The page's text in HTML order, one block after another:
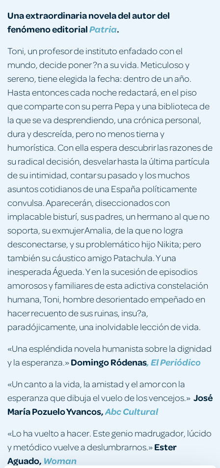
Una extraordinaria novela del autor del
fenómeno editorialPatria.
Toni, un profesor de instituto enfadado con el
mundo, decide poner ?n a su vida. Meticuloso y
sereno, tiene elegida la fecha: dentro de un año.
Hasta entonces cada noche redactará, en el piso
que comparte con su perra Pepa y una biblioteca de
la que se va desprendiendo, una crónica personal,
dura y descreída, pero no menos tierna y
humorística. Con ella espera descubrir las razones de
su radical decisión, desvelar hasta la última partícula
de su intimidad, contar su pasado y los muchos
asuntos cotidianos de una España políticamente
convulsa. Aparecerán, diseccionados con
implacable bisturí, sus padres, un hermano al que no
soporta, su exmujer Amalia, de la que no logra
desconectarse, y su problemático hijo Nikita; pero
también su cáustico amigo Patachula. Y una
inesperada Águeda. Y en la sucesión de episodios
amorosos y familiares de esta adictiva constelación
humana, Toni, hombre desorientado empeñado en
hacer recuento de sus ruinas, insu?a,
paradójicamente, una inolvidable lección de vida.
«Una espléndida novela humanista sobre la dignidad
y la esperanza.»Domingo Ródenas, El Periódico
«Un canto a la vida, la amistad y el amor con la
esperanza que dibuja el vuelo de los vencejos.» José
María Pozuelo Yvancos,Abc Cultural
«Lo ha vuelto a hacer. Este genio madrugador, lúcido
y metódico vuelve a deslumbrarnos.»Ester
Aguado, Woman